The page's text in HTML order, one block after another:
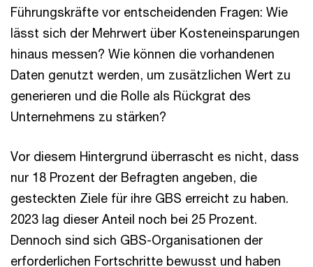
Führungskräfte vor entscheidenden Fragen: Wie
lässt sich der Mehrwert über Kosteneinsparungen
hinaus messen? Wie können die vorhandenen
Daten genutzt werden, um zusätzlichen Wert zu
generieren und die Rolle als Rückgrat des
Unternehmens zu stärken?
Vor diesem Hintergrund überrascht es nicht, dass
nur 18 Prozent der Befragten angeben, die
gesteckten Ziele für ihre GBS erreicht zu haben.
2023 lag dieser Anteil noch bei 25 Prozent.
Dennoch sind sich GBS-Organisationen der
erforderlichen Fortschritte bewusst und haben